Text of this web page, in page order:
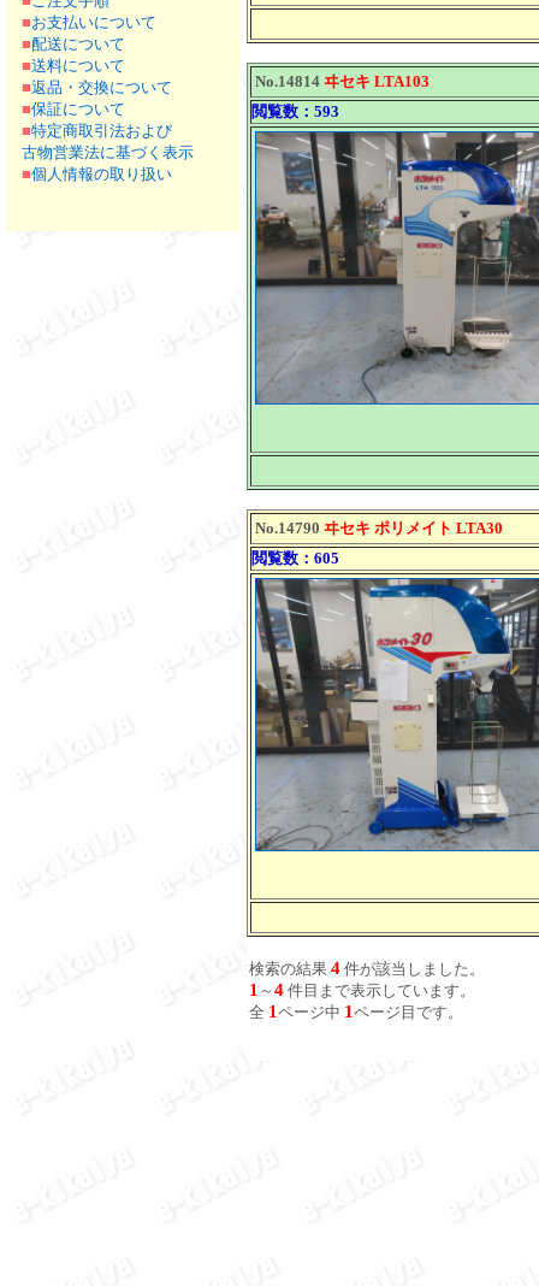
■お支払いについて
■配送について
■送料について
■返品・交換について
■保証について
■特定商取引法および
古物営業法に基づく表示
■個人情報の取り扱い
No.14814 ヰセキ LTA103
閲覧数：593
No.14790 ヰセキ ポリメイト LTA30
閲覧数：605
検索の結果 4 件が該当しました。
1 ～ 4 件目まで表示しています。
全 1 ページ中 1 ページ目です。